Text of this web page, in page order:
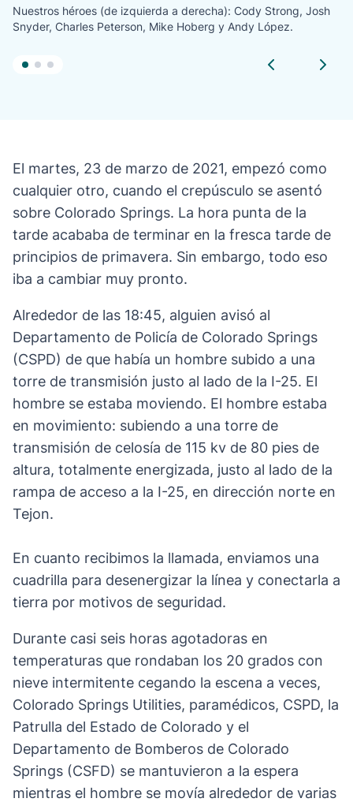
Nuestros héroes (de izquierda a derecha): Cody Strong, Josh
Snyder, Charles Peterson, Mike Hoberg y Andy López.
El martes, 23 de marzo de 2021, empezó como
cualquier otro, cuando el crepúsculo se asentó
sobre Colorado Springs. La hora punta de la
tarde acababa de terminar en la fresca tarde de
principios de primavera. Sin embargo, todo eso
iba a cambiar muy pronto.
Alrededor de las 18:45, alguien avisó al
Departamento de Policía de Colorado Springs
(CSPD) de que había un hombre subido a una
torre de transmisión justo al lado de la I-25. El
hombre se estaba moviendo. El hombre estaba
en movimiento: subiendo a una torre de
transmisión de celosía de 115 kv de 80 pies de
altura, totalmente energizada, justo al lado de la
rampa de acceso a la I-25, en dirección norte en
Tejon.
En cuanto recibimos la llamada, enviamos una
cuadrilla para desenergizar la línea y conectarla a
tierra por motivos de seguridad.
Durante casi seis horas agotadoras en
temperaturas que rondaban los 20 grados con
nieve intermitente cegando la escena a veces,
Colorado Springs Utilities, paramédicos, CSPD, la
Patrulla del Estado de Colorado y el
Departamento de Bomberos de Colorado
Springs (CSFD) se mantuvieron a la espera
mientras el hombre se movía alrededor de varias